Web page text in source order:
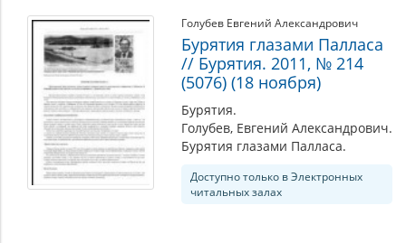
Голубев Евгений Александрович
Бурятия глазами Палласа
// Бурятия. 2011, № 214
(5076) (18 ноября)
Бурятия.
Голубев, Евгений Александрович.
Бурятия глазами Палласа.
Доступно только в Электронных
читальных залах